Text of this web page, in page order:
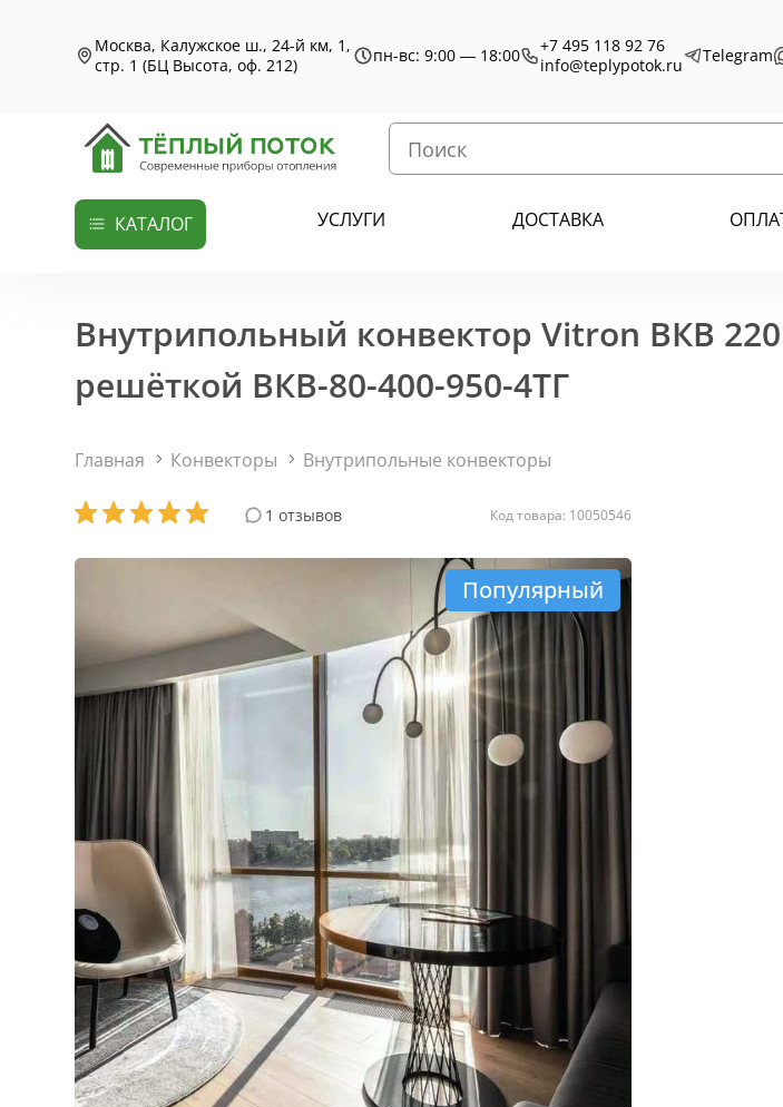
Москва, Калужское ш., 24-й км, 1,
стр. 1 (БЦ Высота, оф. 212)
пн-вс: 9:00 — 18:00
+7 495 118 92 76
info@teplypotok.ru
Telegram
КАТАЛОГ УСЛУГИ ДОСТАВКА
Внутрипольный конвектор Vitron ВКВ
решёткой ВКВ-80-400-950-4ТГ
Главная Конвекторы Внутрипольные конвекторы
1 отзывов Код товара: 10050546
Популярный